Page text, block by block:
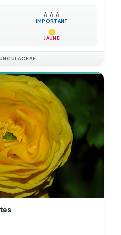
💧 💧 💧
IMPORTANT
JAUNE